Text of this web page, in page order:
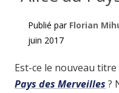
Publié par Florian
juin 2017
Est-ce le nouveau
Pays des Merveilles ?